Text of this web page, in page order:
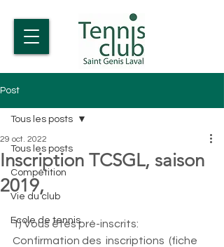
Post
Tous les posts
Compétition
Vie du club
Ecole de tennis
Tous les posts
Inscription TCSGL, saison
2019,
29 oct. 2022
1) Vous êtes pré-inscrits:
Confirmation des  inscriptions  (fiche